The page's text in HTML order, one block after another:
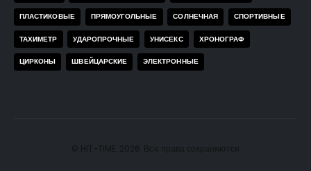
ПЛАСТИКОВЫЕ ПРЯМОУГОЛЬНЫЕ СОЛНЕЧНАЯ СПОРТИВНЫЕ
ТАХИМЕТР УДАРОПРОЧНЫЕ УНИСЕКС ХРОНОГРАФ
ЦИРКОНЫ ШВЕЙЦАРСКИЕ ЭЛЕКТРОННЫЕ
© HIT-TIME. 2026. Все права сохраняются